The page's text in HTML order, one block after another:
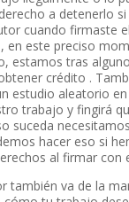
a detenerlo
cuando firmaste
en este preciso
estamos tras
crédito .
estudio aleatorio
trabajo y fingirá
suceda
hacer eso si
al firmar con
también va de la